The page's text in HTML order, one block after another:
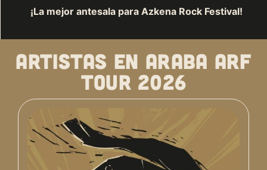
¡La mejor antesala para Azkena Rock Festival!
artistas en araba arf
tour 2026